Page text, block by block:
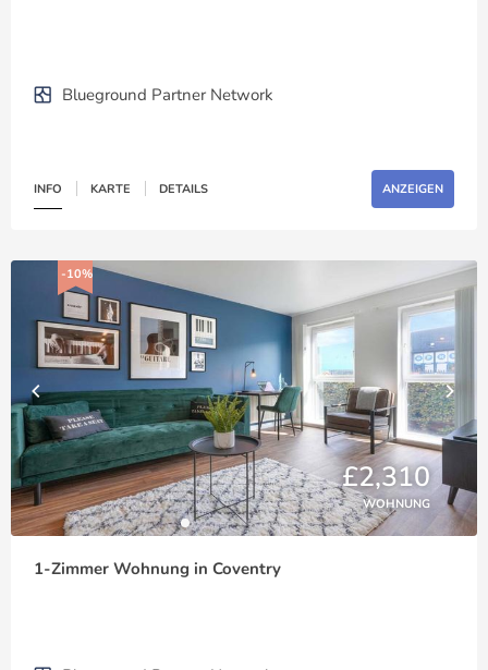
Blueground Partner Network
INFO KARTE DETAILS ANZEIGEN
-10%
£2,310
WOHNUNG
1-Zimmer Wohnung in Coventry